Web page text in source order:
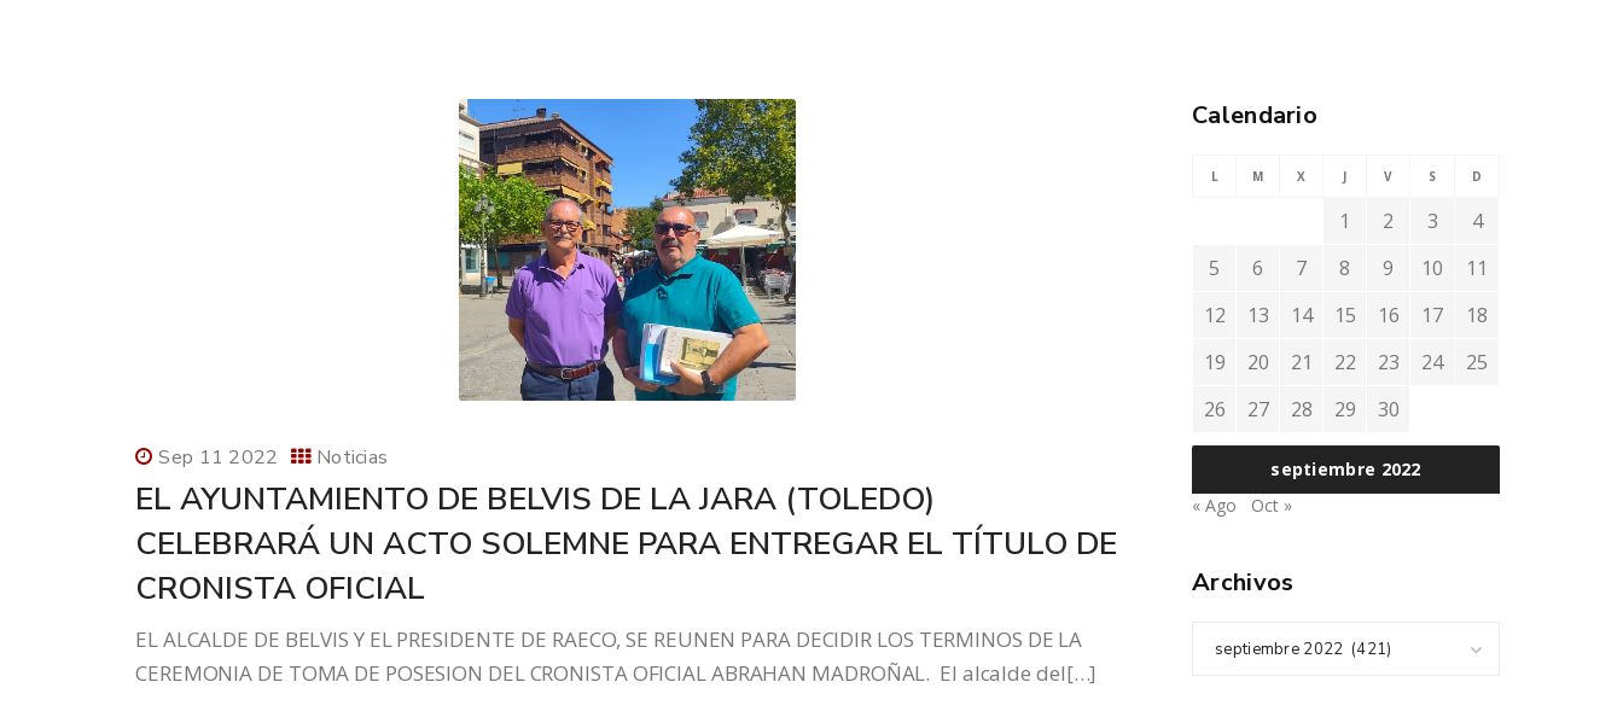
Sep 11 2022 Noticias
EL AYUNTAMIENTO DE BELVIS DE LA JARA (TOLEDO)
CELEBRARÁ UN ACTO SOLEMNE PARA ENTREGAR EL TÍTULO DE
CRONISTA OFICIAL
EL ALCALDE DE BELVIS Y EL PRESIDENTE DE RAECO, SE REUNEN PARA DECIDIR LOS TERMINOS DE LA
CEREMONIA DE TOMA DE POSESION DEL CRONISTA OFICIAL ABRAHAN MADROÑAL. El alcalde del[…]
Calendario
septiembre 2022
L M X J V S D
1 2 3
4
5
6 7 8 9 10
11
12
13 14 15 16 17
18
19
20 21 22 23 24
25
26
27 28 29 30
« Ago Oct »
Archivos
septiembre 2022 (421)